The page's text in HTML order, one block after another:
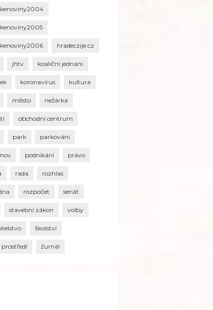
hradeczije.cz
jhtv koaliční jednání
koronavirus kultura
město nežárka
obchodní centrum
park parkování
podnikání právo
rada rozhlas
rozpočet senát
stavební zákon volby
školství
žurnál